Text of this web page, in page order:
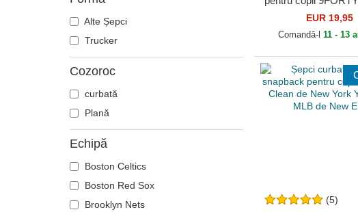
Alte Șepci
Trucker
Cozoroc
curbată
Plană
Echipă
Boston Celtics
Boston Red Sox
Brooklyn Nets
Essential de New
Yankees MLB de
EUR 19,95
Comandă-l 11 - 13
(5)